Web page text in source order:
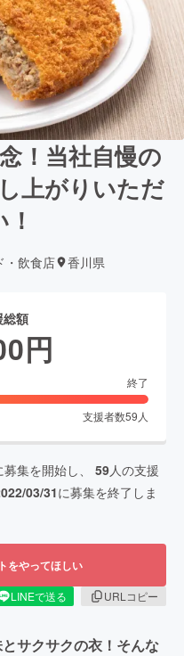
！当社自慢の
上がりいただ
・飲食店 香川県
総額
円
終了
支援者数59 人
募集を開始し、 59人の支援
03/31に募集を終了しま
をやってほしい
LINEで送る
URLコピー
サクサクの衣！そんな